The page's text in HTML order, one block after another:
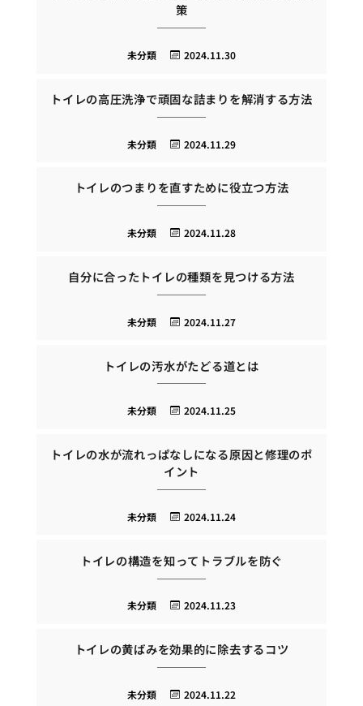
策
2024.11.30
未分類
トイレの高圧洗浄で頑固な詰まりを解消する方法
2024.11.29
未分類
トイレのつまりを直すために役立つ方法
2024.11.28
未分類
自分に合ったトイレの種類を見つける方法
2024.11.27
未分類
トイレの汚水がたどる道とは
2024.11.25
未分類
トイレの水が流れっぱなしになる原因と修理のポ
イント
2024.11.24
未分類
トイレの構造を知ってトラブルを防ぐ
2024.11.23
未分類
トイレの黄ばみを効果的に除去するコツ
2024.11.22
未分類